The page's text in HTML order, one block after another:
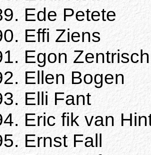
Ede Petete
Effi Ziens
Egon Zentrisch
Ellen Bogen
Elli Fant
Eric fik van
Ernst Fall